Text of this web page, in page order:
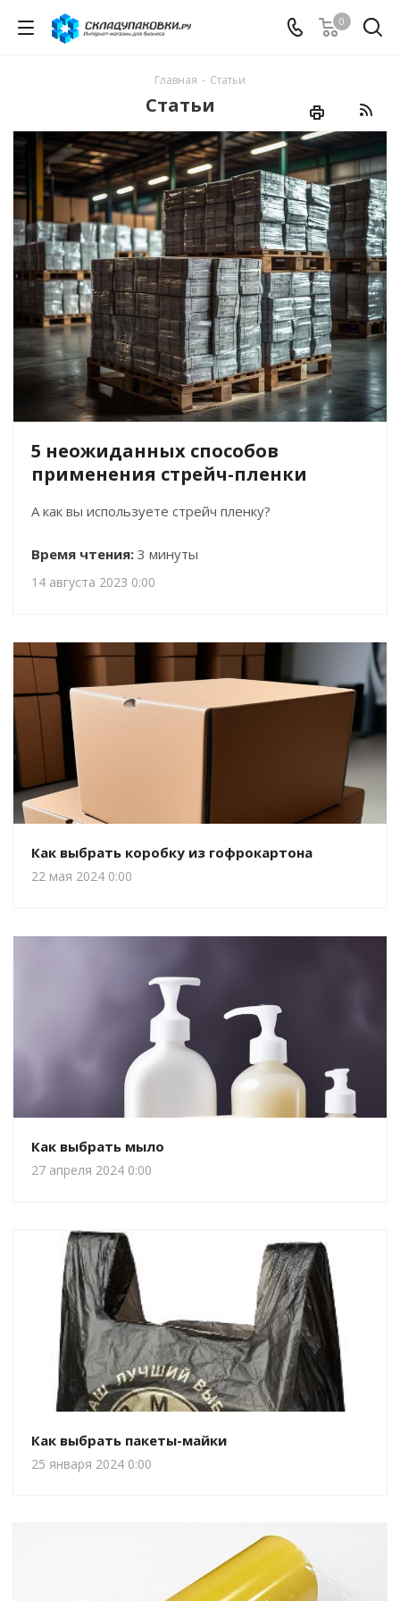
0
Главная - Статьи
Статьи
5 неожиданных способов
применения стрейч-пленки
А как вы используете стрейч пленку?
Время чтения: 3 минуты
14 августа 2023 0:00
Как выбрать коробку из гофрокартона
22 мая 2024 0:00
Как выбрать мыло
27 апреля 2024 0:00
Как выбрать пакеты-майки
25 января 2024 0:00